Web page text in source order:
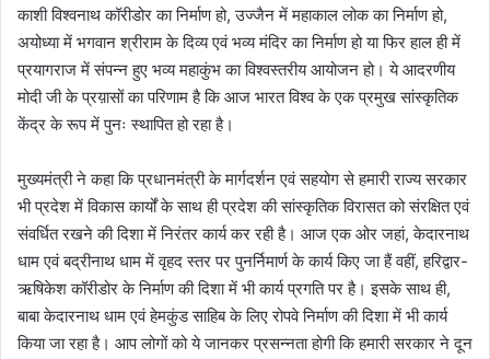
काशी विश्वनाथ कॉरीडोर का निर्माण हो, उज्जैन में महाकाल लोक का निर्माण हो,
अयोध्या में भगवान श्रीराम के दिव्य एवं भव्य मंदिर का निर्माण हो या फिर हाल ही में
प्रयागराज में संपन्न हुए भव्य महाकुंभ का विश्वस्तरीय आयोजन हो। ये आदरणीय
मोदी जी के प्रय़ासों का परिणाम है कि आज भारत विश्व के एक प्रमुख सांस्कृतिक
केंद्र के रूप में पुनः स्थापित हो रहा है।
मुख्यमंत्री ने कहा कि प्रधानमंत्री के मार्गदर्शन एवं सहयोग से हमारी राज्य सरकार
भी प्रदेश में विकास कार्यों के साथ ही प्रदेश की सांस्कृतिक विरासत को संरक्षित एवं
संवर्धित रखने की दिशा में निरंतर कार्य कर रही है। आज एक ओर जहां, केदारनाथ
धाम एवं बद्रीनाथ धाम में वृहद स्तर पर पुनर्निमार्ण के कार्य किए जा हैं वहीं, हरिद्वार-
ऋषिकेश कॉरीडोर के निर्माण की दिशा में भी कार्य प्रगति पर है। इसके साथ ही,
बाबा केदारनाथ धाम एवं हेमकुंड साहिब के लिए रोपवे निर्माण की दिशा में भी कार्य
किया जा रहा है। आप लोगों को ये जानकर प्रसन्नता होगी कि हमारी सरकार ने दून